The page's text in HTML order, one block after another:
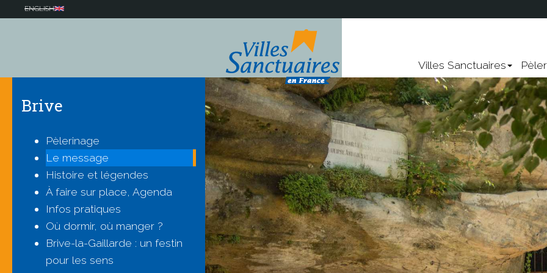
ENGLISH
Villes Sanctuaires
Lourdes Nevers
Sainte-Anne-d'Auray
Vendeville
Qui sommes nous ?
L'association
Pourquoi des sanctuaires ?
Pourquoi y venir ?
Points communs
UNESCO
Les chemins
La Vierge Marie
Panorama, environnement,
Paray-le-Monial Rocamadour
Vendeville
Pourquoi venir dans un sanctuaire ? Les chemins de
Brive
Pèlerinage
Le message
Histoire et légendes
À faire sur place, Agenda
Infos pratiques
Où dormir, où manger ?
Brive-la-Gaillarde : un festin
pour les sens